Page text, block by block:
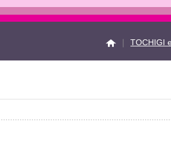
TOCHIGI
お問い合せ
掲載